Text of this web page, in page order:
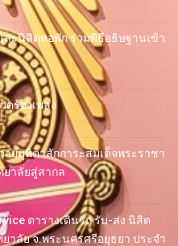
ะนิสิตหอพัก ร่วมพิธีอธิษฐานเข้า
ร้องเพลง
ยมุทิตาสักการะสมเด็จพระราชา
าลัยสู่สากล
ตารางเดินรถ รับ-ส่ง นิสิต
าลัย จ.พระนครศรีอยุธยา ประจำ